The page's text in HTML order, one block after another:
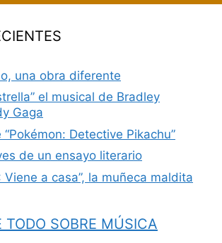
una obra diferente
el musical de Bradley
Gaga
Detective Pikachu”
de un ensayo literario
Viene a casa”, la muñeca maldita
TODO SOBRE MÚSICA